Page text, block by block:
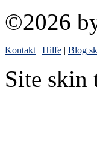
©2026
Kontakt | Hilfe | Blog
Site skin